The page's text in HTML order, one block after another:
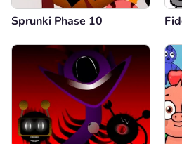
Sprunki Phase 10